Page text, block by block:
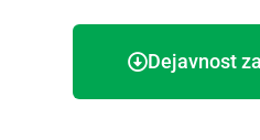
Dejavnost